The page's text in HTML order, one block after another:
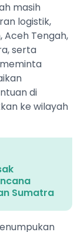
masih
logistik,
Aceh Tengah,
serta
di
ke wilayah
Sumatra